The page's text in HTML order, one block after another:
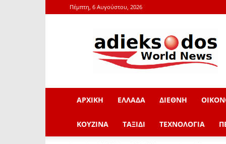
Πέμπτη, 6 Αυγούστου, 2026
adieksodos.gr
ΑΡΧΙΚΗ ΕΛΛΑΔΑ ΔΙΕΘΝΗ
ΚΟΥΖΙΝΑ ΤΑΞΙΔΙ ΤΕΧΝΟΛΟΓΙΑ